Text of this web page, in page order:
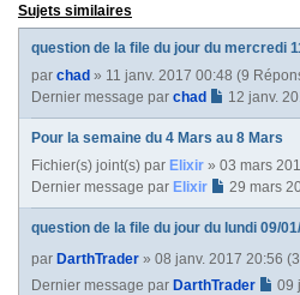
V
Sujets similaires
question de la file du jour du mercredi
par chad » 11 janv. 2017 00:48 (9
Dernier message par chad 12 janv.
Pour la semaine du 4 Mars au 8 Mars
Fichier(s) joint(s) par Elixir » 03 mars
Dernier message par Elixir 29 mars
question de la file du jour du lundi 09/
par DarthTrader » 08 janv. 2017 20:56
Dernier message par DarthTrader 09